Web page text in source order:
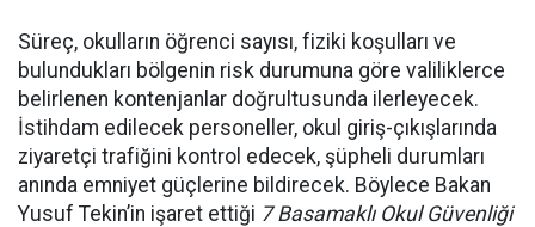
Süreç, okulların öğrenci sayısı, fiziki koşulları ve
bulundukları bölgenin risk durumuna göre valiliklerce
belirlenen kontenjanlar doğrultusunda ilerleyecek.
İstihdam edilecek personeller, okul giriş-çıkışlarında
ziyaretçi trafiğini kontrol edecek, şüpheli durumları
anında emniyet güçlerine bildirecek. Böylece Bakan
Yusuf Tekin’in işaret ettiği 7 Basamaklı Okul Güvenliği